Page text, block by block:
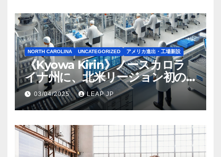
NORTH CAROLINA UNCATEGORIZED アメリカ進出・工場新設
《Kyowa Kirin》ノースカロラ
イナ州に、北米リージョン初の
工場建設を決定
03/04/2025 LEAP JP